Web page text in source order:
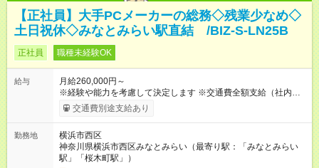
【正社員】大手PCメーカーの総務◇残業少なめ◇
土日祝休◇みなとみらい駅直結 /BIZ-S-LN25B
正社員 職種未経験OK
給与
月給260,000円～
※経験や能力を考慮して決定します ※交通費全額支給（社内規定
あり） ※残業代全額支給（みなし残業代は含みません。残業が
発生した場合は全額支給いたします） 【試用期間】試用期間あ
す。
交通費別途支給あり
勤務地
横浜市西区
神奈川県横浜市西区みなとみらい（最寄り駅：「みなとみらい
駅」「桜木町駅」）